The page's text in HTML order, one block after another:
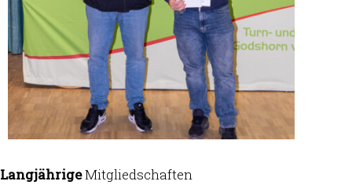
LangjährigeMitgliedschaften